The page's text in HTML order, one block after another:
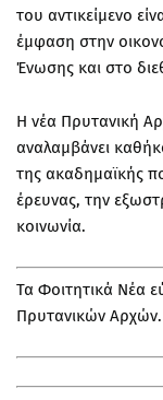
του αντικείμενο
έμφαση στην
Ένωσης και στο
Η νέα Πρυτανική
αναλαμβάνει
της ακαδημαϊκής
έρευνας, την
κοινωνία.
Τα Φοιτητικά Νέα
Πρυτανικών Αρχών.